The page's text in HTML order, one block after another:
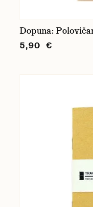
Dopuna:
5,90 €